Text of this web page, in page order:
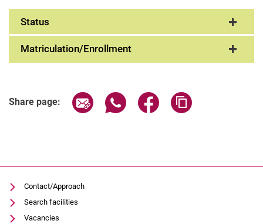
Status
Matriculation/Enrollment
Share page: Share page via email
Share page via WhatsApp
Share page via
Contact/Approach
Search facilities
Vacancies